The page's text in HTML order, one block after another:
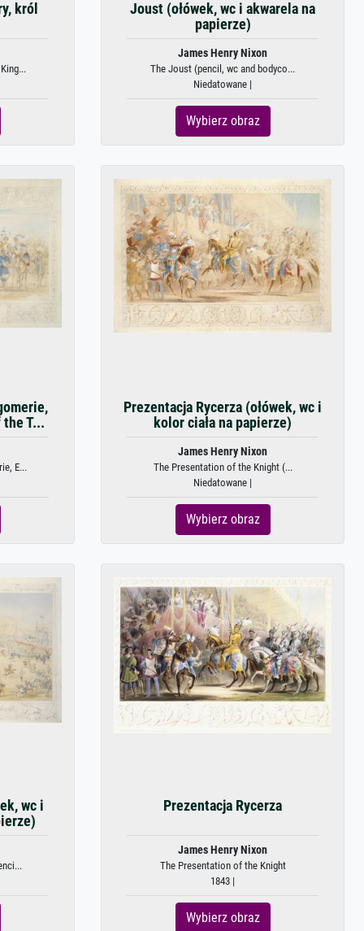
król
Joust (ołówek, wc i akwarela na
papierze)
James Henry Nixon
The Joust (pencil, wc and bodyco...
Niedatowane |
Wybierz obraz
T...
E...
Prezentacja Rycerza (ołówek, wc i
kolor ciała na papierze)
James Henry Nixon
The Presentation of the Knight (...
Niedatowane |
Wybierz obraz
wc i
Prezentacja Rycerza
James Henry Nixon
The Presentation of the Knight
1843 |
Wybierz obraz